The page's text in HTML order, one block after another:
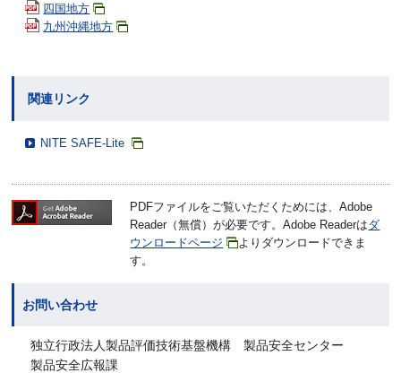
四国地方
九州沖縄地方
関連リンク
NITE SAFE-Lite
PDFファイルをご覧いただくためには、Adobe
Reader（無償）が必要です。Adobe Readerはダ
ウンロードページ
よりダウンロードできま
す。
お問い合わせ
独立行政法人製品評価技術基盤機構 製品安全センター
製品安全広報課